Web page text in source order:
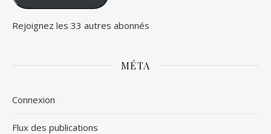
Rejoignez les 33 autres abonnés
MÉTA
Connexion
Flux des publications